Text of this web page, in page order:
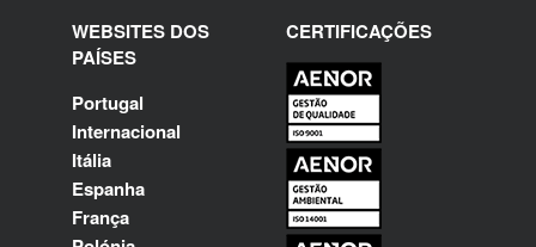
WEBSITES DOS
PAÍSES
Portugal
Internacional
Itália
Espanha
França
CERTIFICAÇÕES